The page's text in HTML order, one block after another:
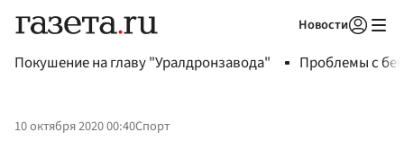
Новости
Покушение на главу "Уралдронзавода" Проблемы с
10 октября 2020 00:40Спорт